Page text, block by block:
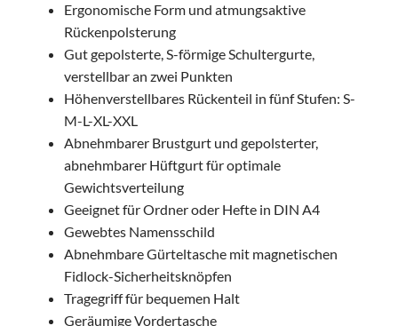
Ergonomische Form und atmungsaktive
Rückenpolsterung
Gut gepolsterte, S-förmige Schultergurte,
verstellbar an zwei Punkten
Höhenverstellbares Rückenteil in fünf Stufen: S-
M-L-XL-XXL
Abnehmbarer Brustgurt und gepolsterter,
abnehmbarer Hüftgurt für optimale
Gewichtsverteilung
Geeignet für Ordner oder Hefte in DIN A4
Gewebtes Namensschild
Abnehmbare Gürteltasche mit magnetischen
Fidlock-Sicherheitsknöpfen
Tragegriff für bequemen Halt
Geräumige Vordertasche